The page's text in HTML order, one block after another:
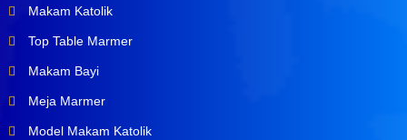
Makam Katolik
Top Table Marmer
Makam Bayi
Meja Marmer
Model Makam Katolik